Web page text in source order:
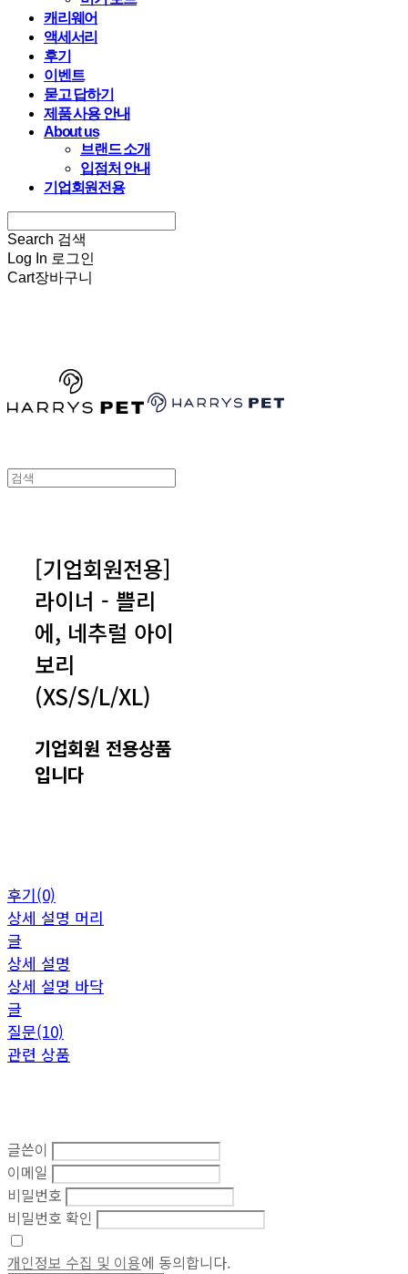
캐리웨어
액세서리
후기
이벤트
묻고 답하기
제품 사용 안내
About us
브랜드 소개
입점처 안내
기업회원전용
Search 검색
Log In 로그인
Cart장바구니
[기업회원전용]
라이너 - 쁠리
에, 네추럴 아이
보리
(XS/S/L/XL)
기업회원 전용상품
입니다
후기(0)
상세 설명 머리
글
상세 설명
상세 설명 바닥
글
질문(10)
관련 상품
글쓴이
이메일
비밀번호
비밀번호 확인
개인정보 수집 및 이용에 동의합니다.